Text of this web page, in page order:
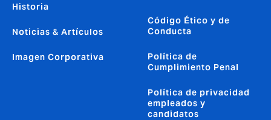
Historia
Noticias & Artículos
Imagen Corporativa
Código Ético y de
Conducta
Política de
Cumplimiento Penal
Política de privacidad
empleados y
candidatos